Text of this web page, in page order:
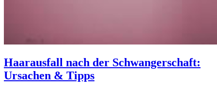
Haarausfall nach der Schwangerschaft:
Ursachen & Tipps